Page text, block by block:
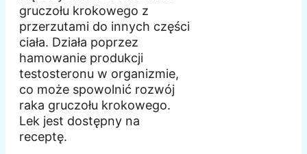
gruczołu krokowego z
przerzutami do innych części
ciała. Działa poprzez
hamowanie produkcji
testosteronu w organizmie,
co może spowolnić rozwój
raka gruczołu krokowego.
Lek jest dostępny na
receptę.